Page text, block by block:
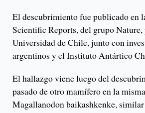
El descubrimiento fue publicado en
Scientific Reports, del grupo Nature,
Universidad de Chile, junto con
argentinos y el Instituto Antártico
El hallazgo viene luego del
pasado de otro mamífero en la
Magallanodon baikashkenke,